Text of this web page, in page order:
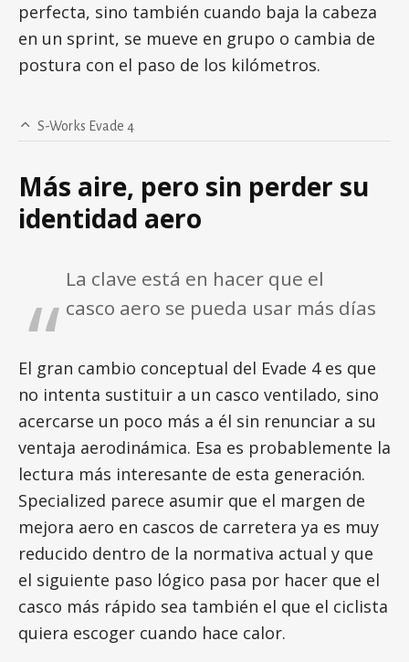
perfecta, sino también cuando baja la cabeza
en un sprint, se mueve en grupo o cambia de
postura con el paso de los kilómetros.
S-Works Evade 4
Más aire, pero sin perder su
identidad aero
La clave está en hacer que el
casco aero se pueda usar más días
El gran cambio conceptual del Evade 4 es que
no intenta sustituir a un casco ventilado, sino
acercarse un poco más a él sin renunciar a su
ventaja aerodinámica. Esa es probablemente la
lectura más interesante de esta generación.
Specialized parece asumir que el margen de
mejora aero en cascos de carretera ya es muy
reducido dentro de la normativa actual y que
el siguiente paso lógico pasa por hacer que el
casco más rápido sea también el que el ciclista
quiera escoger cuando hace calor.